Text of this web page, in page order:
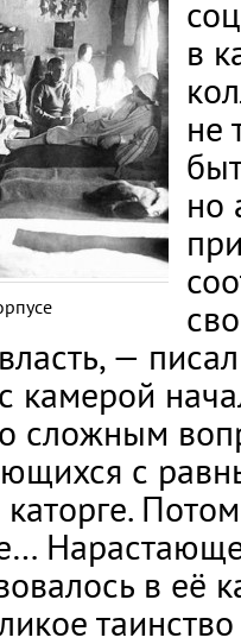
в
не
но
—
сложным
с
в её